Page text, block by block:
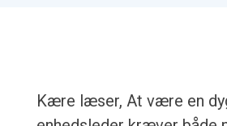
Kære læser, At være en